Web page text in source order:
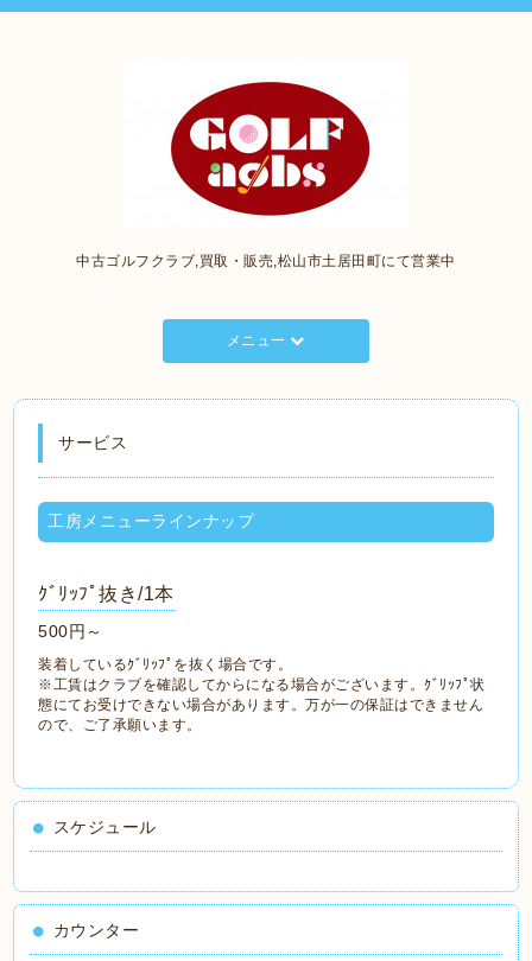
中古ゴルフクラブ,買取・販売,松山市土居田町にて営業中
メニュー
サービス
工房メニューラインナップ
ｸﾞﾘｯﾌﾟ抜き/1本
500円～
装着しているｸﾞﾘｯﾌﾟを抜く場合です。
※工賃はクラブを確認してからになる場合がございます。ｸﾞﾘｯﾌﾟ状
態にてお受けできない場合があります。万が一の保証はできません
ので、ご了承願います。
スケジュール
カウンター